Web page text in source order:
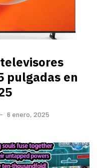
pulgadas en
6 enero, 2025